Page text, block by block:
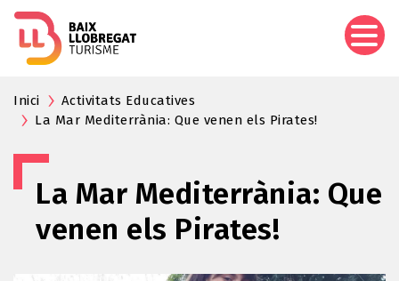
Inici
Activitats Educatives
La Mar Mediterrània: Que venen els Pirates!
La Mar Mediterrània: Que
venen els Pirates!